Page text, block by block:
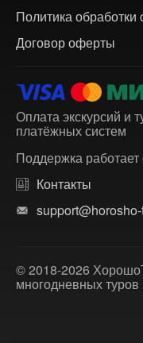
Политика обработки
Договор оферты
Оплата экскурсий и
платёжных систем
Поддержка
Контакты
© 2018-2026
многодневных